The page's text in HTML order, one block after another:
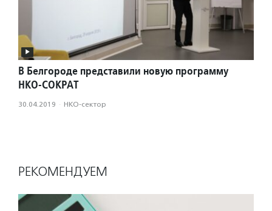
В Белгороде представили новую программу
НКО-СОКРАТ
30.04.2019 · НКО-сектор
РЕКОМЕНДУЕМ